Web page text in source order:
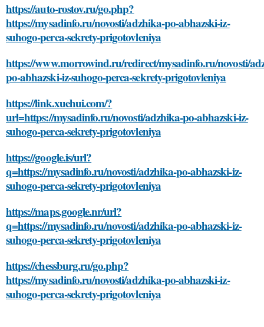
https://auto-rostov.ru/go.php?
https://mysadinfo.ru/novosti/adzhika-po-abhazski-iz-
suhogo-perca-sekrety-prigotovleniya
https://www.morrowind.ru/redirect/mysadinfo.ru/novosti/
po-abhazski-iz-suhogo-perca-sekrety-prigotovleniya
https://link.xuehui.com/?
url=https://mysadinfo.ru/novosti/adzhika-po-abhazski-iz-
suhogo-perca-sekrety-prigotovleniya
https://google.is/url?
q=https://mysadinfo.ru/novosti/adzhika-po-abhazski-iz-
suhogo-perca-sekrety-prigotovleniya
https://maps.google.nr/url?
q=https://mysadinfo.ru/novosti/adzhika-po-abhazski-iz-
suhogo-perca-sekrety-prigotovleniya
https://chessburg.ru/go.php?
https://mysadinfo.ru/novosti/adzhika-po-abhazski-iz-
suhogo-perca-sekrety-prigotovleniya